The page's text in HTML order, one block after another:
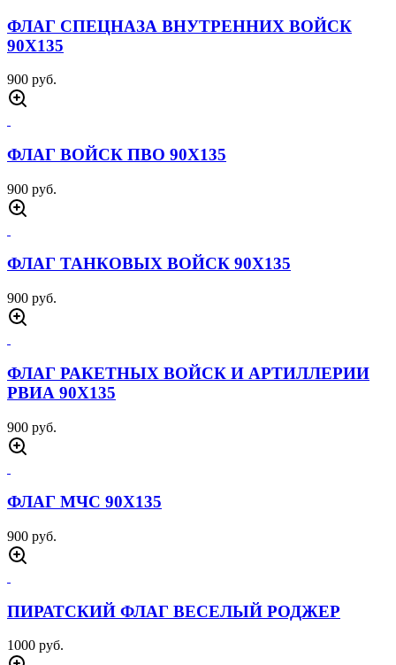
ФЛАГ СПЕЦНАЗА ВНУТРЕННИХ ВОЙСК
90Х135
900 руб.
ФЛАГ ВОЙСК ПВО 90Х135
900 руб.
ФЛАГ ТАНКОВЫХ ВОЙСК 90Х135
900 руб.
ФЛАГ РАКЕТНЫХ ВОЙСК И АРТИЛЛЕРИИ
РВИА 90Х135
900 руб.
ФЛАГ МЧС 90Х135
900 руб.
ПИРАТСКИЙ ФЛАГ ВЕСЕЛЫЙ РОДЖЕР
1000 руб.